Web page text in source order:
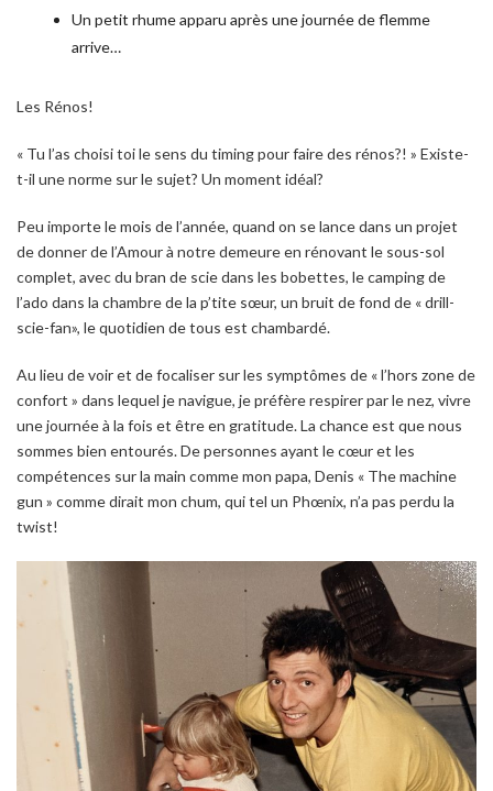
Un petit rhume apparu après une journée de flemme
arrive…
Les Rénos!
« Tu l’as choisi toi le sens du timing pour faire des rénos?! » Existe-
t-il une norme sur le sujet? Un moment idéal?
Peu importe le mois de l’année, quand on se lance dans un projet
de donner de l’Amour à notre demeure en rénovant le sous-sol
complet, avec du bran de scie dans les bobettes, le camping de
l’ado dans la chambre de la p’tite sœur, un bruit de fond de « drill-
scie-fan», le quotidien de tous est chambardé.
Au lieu de voir et de focaliser sur les symptômes de « l’hors zone de
confort » dans lequel je navigue, je préfère respirer par le nez, vivre
une journée à la fois et être en gratitude. La chance est que nous
sommes bien entourés. De personnes ayant le cœur et les
compétences sur la main comme mon papa, Denis « The machine
gun » comme dirait mon chum, qui tel un Phœnix, n’a pas perdu la
twist!